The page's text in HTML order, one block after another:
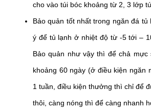
cho vào túi bóc khoảng từ 2, 3 lớp
Bảo quản tốt nhất trong ngăn đá tủ
ý để tủ lạnh ở nhiệt độ từ -5 tới –
Bảo quản như vậy thì để chả mực
khoảng 60 ngày (ở điều kiện ngăn
1 tuần, điều kiện thưởng thì chỉ để
thôi, càng nóng thì để càng nhanh